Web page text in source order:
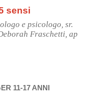
sensi
e psicologo, sr.
Fraschetti, ap
11-17 ANNI